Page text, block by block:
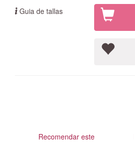
Guia de tallas
Recomendar este